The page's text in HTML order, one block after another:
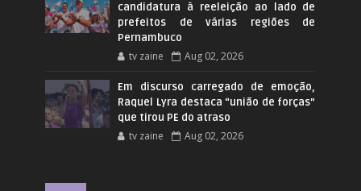
candidatura à reeleição ao lado de
prefeitos de várias regiões de
Pernambuco
tv zaine Aug 02, 2026
Em discurso carregado de emoção,
Raquel Lyra destaca “união de forças”
que tirou PE do atraso
tv zaine Aug 02, 2026